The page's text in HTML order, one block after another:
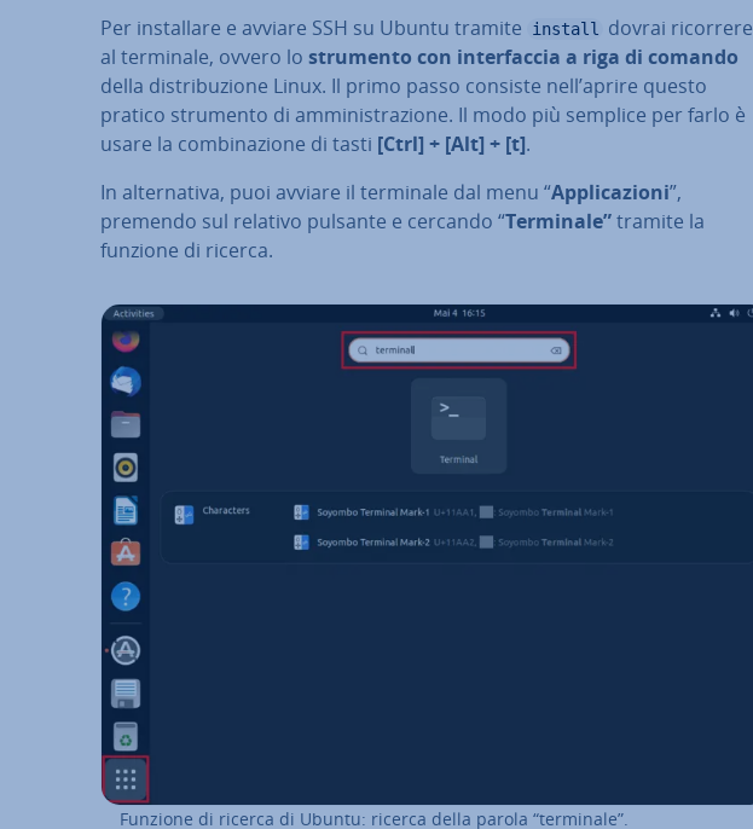
Per in­stal­la­re e avviare SSH su Ubuntu tramite install
dovrai ricorrere
al terminale, ovvero lo strumento con in­ter­fac­cia a riga di comando
della di­stri­bu­zio­ne Linux. Il primo passo consiste nell’aprire questo
pratico strumento di am­mi­ni­stra­zio­ne. Il modo più semplice per farlo è
usare la com­bi­na­zio­ne di tasti [Ctrl] + [Alt] + [t].
In al­ter­na­ti­va, puoi avviare il terminale dal menu “Ap­pli­ca­zio­ni”,
premendo sul relativo pulsante e cercando “Terminale”tramite la
funzione di ricerca.
Funzione di ricerca di Ubuntu: ricerca della parola “terminale”.